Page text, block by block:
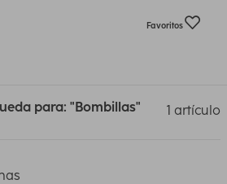
Favoritos
para: "Bombillas" 1 artículo